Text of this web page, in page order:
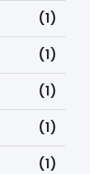
(1)
(1)
(1)
(1)
(1)